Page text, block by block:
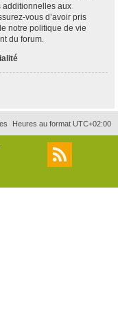
additionnelles aux
vous d’avoir pris
notre politique de vie
du forum.
Heures au format UTC+02:00